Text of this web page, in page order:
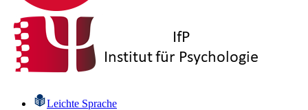
Leichte Sprache